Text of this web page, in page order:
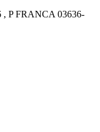
P FRANCA 03636-